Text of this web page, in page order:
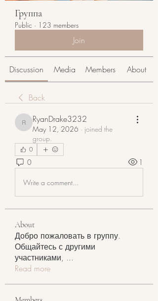
Группа
Public · 123 members
Join
Discussion Media Members About
Back
RyanDrake3232
RyanDrake3232
May 12, 2026 · joined the
group.
0
0 1
Write a comment...
About
Добро пожаловать в группу.
Общайтесь с другими
участниками, ...
Read more